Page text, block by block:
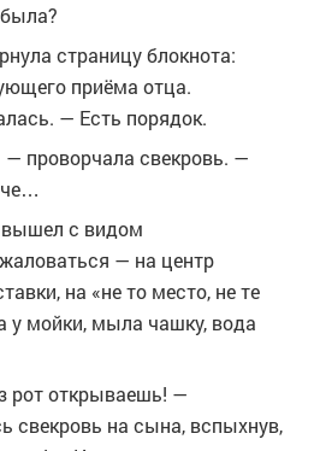
страницу блокнота:
приёма отца.
— Есть порядок.
проворчала свекровь. —
с видом
— на центр
на «не то место, не те
у мойки, мыла чашку, вода
рот открываешь! —
свекровь на сына, вспыхнув,